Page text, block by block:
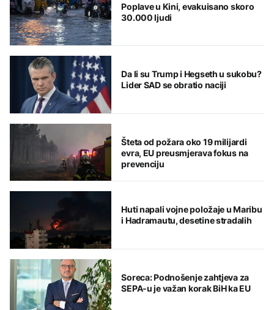
Poplave u Kini, evakuisano skoro
30.000 ljudi
Da li su Trump i Hegseth u sukobu?
Lider SAD se obratio naciji
Šteta od požara oko 19 milijardi
evra, EU preusmjerava fokus na
prevenciju
Huti napali vojne položaje u Maribu
i Hadramautu, desetine stradalih
Soreca: Podnošenje zahtjeva za
SEPA-u je važan korak BiH ka EU